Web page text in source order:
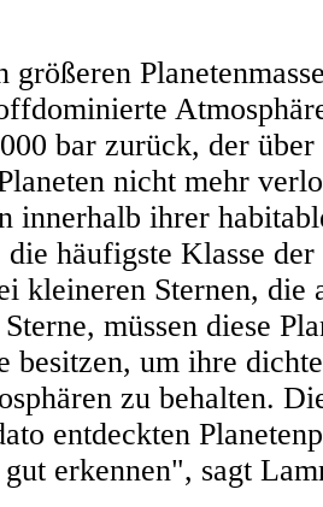
größeren
bar zurück, der über
nicht mehr
innerhalb ihrer
die häufigste Klasse
kleineren Sternen, die
müssen diese
besitzen, um ihre
zu behalten.
entdeckten
erkennen", sagt